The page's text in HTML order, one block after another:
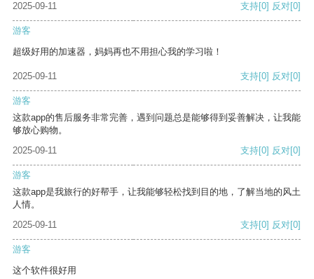
2025-09-11
支持[0] 反对[0]
游客
超级好用的加速器，妈妈再也不用担心我的学习啦！
2025-09-11 支持[0] 反对[0]
游客
这款app的售后服务非常完善，遇到问题总是能够得到妥善解决，让我能
够放心购物。
2025-09-11
支持[0] 反对[0]
游客
这款app是我旅行的好帮手，让我能够轻松找到目的地，了解当地的风土
人情。
2025-09-11
支持[0] 反对[0]
游客
这个软件很好用